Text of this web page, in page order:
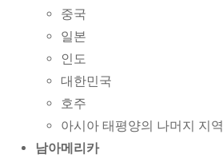
중국
일본
인도
대한민국
호주
아시아 태평양의 나머지 지역
남아메리카